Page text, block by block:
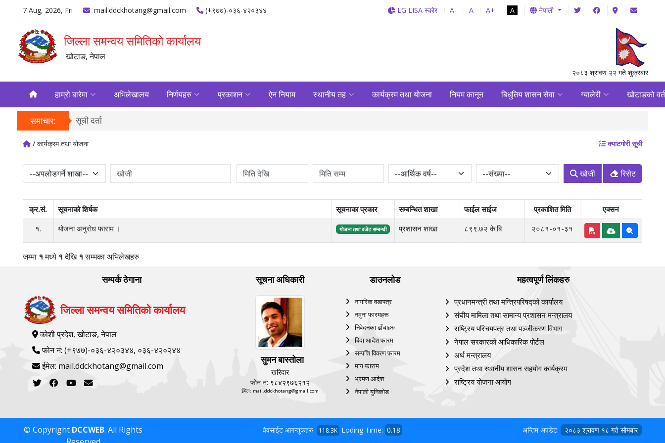
7 Aug, 2026, Fri mail.ddckhotang@gmail.com (+९७७)-०३६-४२०३४४ LG LISA स्कोर A- A A+ A नेपाली
जिल्ला समन्वय समितिको कार्यालय
खोटाङ, नेपाल
२०८३ श्रावण २२ गते शुक्रबार
हाम्रो बारेमा अभिलेखालय निर्णयहरु प्रकाशन ऐन नियाम स्थानीय तह कार्यक्रम तथा योजना नियम कानून बिधुतिय शासन सेवा ग्यालेरी खोटाङको
समाचार: सूची दर्ता
/ कार्यक्रम तथा योजना क्याटगोरी सूची
खोजी रिसेट
क्र.सं. सूचनाको शिर्षक सूचनाका प्रकार सम्बन्धित शाखा फाईल साईज प्रकाशित मिति
एक्सन
१.
योजना अनुरोध फाराम । योजना तथा वजेट सम्बन्धी प्रशासन शाखा ८९९.७२ के.बि २०८१-०१-३१
जम्मा १मध्ये १देखि१सम्मका अभिलेखहरु
सम्पर्क ठेगाना
जिल्ला समन्वय समितिको कार्यालय
कोशी प्रदेश, खोटाङ, नेपाल
फोन नं: (+९७७)-०३६-४२०३४४, ०३६-४२०२४४
ईमेल: mail.ddckhotang@gmail.com
सूचना अधिकारी
सुमन बास्तोला
खरिदार
फोन नं: ९८४२९७६२१२
ईमेल: mail.ddckhotang@gmail.com
डाउनलोड
नागरिक वडापत्र
नमुना फारमहरू
निवेदनका ढाँचाहरु
बिदा आदेश फारम
सम्पत्ति विवरण फारम
माग फाराम
भ्रमण आदेश
नेपाली युनिकोड
महत्वपूर्ण लिंकहरु
प्रधानमन्त्री तथा मन्त्रिपरिषद्को कार्यालय
संघीय मामिला तथा सामान्य प्रशासन मन्त्रालय
राष्ट्रिय परिचयपत्र तथा पञ्‍जीकरण विभाग
नेपाल सरकारको आधिकारिक पोर्टल
अर्थ मन्त्रालय
प्रदेश तथा स्थानीय शासन सहयोग कार्यक्रम
राष्ट्रिय योजना आयोग
© Copyright DCCWEB. All Rights
वेवसाईट आगन्तुकहरु: 118.3K Loding Time: 0.18 अन्तिम अपडेट: २०८३ श्रावण १८ गते सोमबार